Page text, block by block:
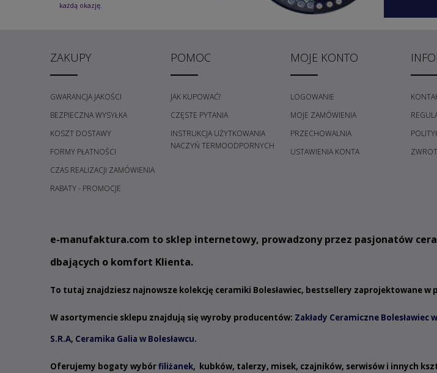
każdą okazję.
ZAKUPY
GWARANCJA JAKOŚCI
BEZPIECZNA WYSYŁKA
KOSZT DOSTAWY
FORMY PŁATNOŚCI
CZAS REALIZACJI ZAMÓWIENIA
RABATY - PROMOCJE
POMOC
JAK KUPOWAĆ?
CZĘSTE PYTANIA
INSTRUKCJA UŻYTKOWANIA
NACZYŃ TERMOODPORNYCH
MOJE KONTO
LOGOWANIE
MOJE ZAMÓWIENIA
PRZECHOWALNIA
USTAWIENIA KONTA
e-manufaktura.com to sklep internetowy, prowadzony przez pasjonatów
dbających o komfort Klienta.
To tutaj znajdziesz najnowsze kolekcję ceramiki Bolesławiec, bestsellery zaprojektowane w
W asortymencie sklepu znajdują się wyroby producentów: Zakłady Ceramiczne Bolesławiec
S.R.A, Ceramika Galia w Bolesławcu.
Oferujemy bogaty wybórfiliżanek, kubków, talerzy, misek, czajników, serwisów i innych